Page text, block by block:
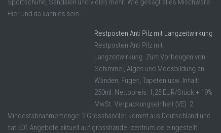
Sportschuhe, Sandalen und vieles mehr. Wie gesagt alles Mischware.
Hier und da kann es sein ...
Restposten Anti Pilz mit Langzeitwirkung
Restposten Anti Pilz mit
Langzeitwirkung. Zum Vorbeugen von
Schimmel, Algen und Moosbildung an
Wänden, Fugen, Tapeten usw. Inhalt:
250ml. Nettopreis: 1,25 EUR/Stück + 19%
MwSt. Verpackungseinheit (VE): 2
Mindestabnahmemenge: 2 Grosshändler kommt aus Deutschland und
hat 501 Angebote aktuell auf grosshandel-zentrum.de eingestellt.